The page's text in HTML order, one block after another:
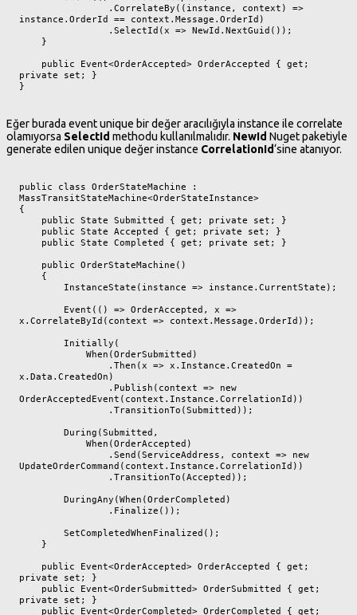
instance.OrderId == context.Message.OrderId)
private set; }
}
Eğer burada event unique bir değer aracılığıyla instance ile correlate
olamıyorsa SelectId methodu kullanılmalıdır. NewId Nuget paketiyle
generate edilen unique değer instance CorrelationId‘sine atanıyor.
public class OrderStateMachine :
MassTransitStateMachine<OrderStateInstance>
{
x.CorrelateById(context => context.Message.OrderId));
x.Data.CreatedOn)
OrderAcceptedEvent(context.Instance.CorrelationId))
UpdateOrderCommand(context.Instance.CorrelationId))
private set; }
private set; }